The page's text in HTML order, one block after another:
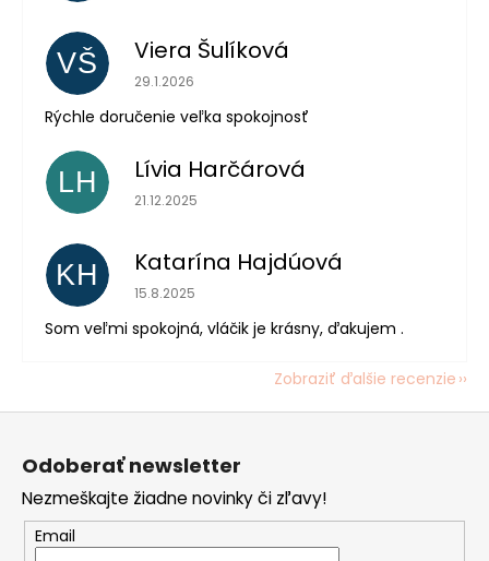
VŠ Viera Šulíková
Hodnotenie obchodu je 5 z 5 hviezdičiek.
29.1.2026
Rýchle doručenie veľka spokojnosť
LH Lívia Harčárová
Hodnotenie obchodu je 5 z 5 hviezdičiek.
21.12.2025
KH Katarína Hajdúová
Hodnotenie obchodu je 5 z 5 hviezdičiek.
15.8.2025
Som veľmi spokojná, vláčik je krásny, ďakujem .
Zobraziť ďalšie recenzie
Z
Odoberať newsletter
Nezmeškajte žiadne novinky či zľavy!
Email